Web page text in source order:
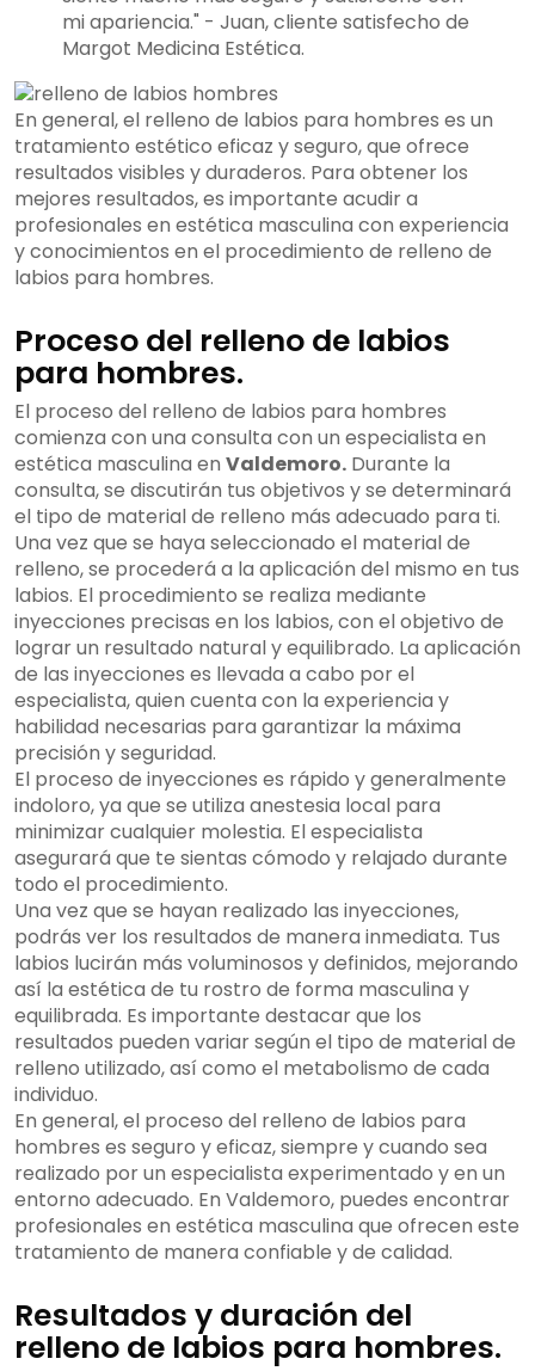
mi apariencia." - Juan, cliente satisfecho de
Margot Medicina Estética.
En general, el relleno de labios para hombres es un
tratamiento estético eficaz y seguro, que ofrece
resultados visibles y duraderos. Para obtener los
mejores resultados, es importante acudir a
profesionales en estética masculina con experiencia
y conocimientos en el procedimiento de relleno de
labios para hombres.
Proceso del relleno de labios
para hombres.
El proceso del relleno de labios para hombres
comienza con una consulta con un especialista en
estética masculina en Valdemoro. Durante la
consulta, se discutirán tus objetivos y se determinará
el tipo de material de relleno más adecuado para ti.
Una vez que se haya seleccionado el material de
relleno, se procederá a la aplicación del mismo en tus
labios. El procedimiento se realiza mediante
inyecciones precisas en los labios, con el objetivo de
lograr un resultado natural y equilibrado. La aplicación
de las inyecciones es llevada a cabo por el
especialista, quien cuenta con la experiencia y
habilidad necesarias para garantizar la máxima
precisión y seguridad.
El proceso de inyecciones es rápido y generalmente
indoloro, ya que se utiliza anestesia local para
minimizar cualquier molestia. El especialista
asegurará que te sientas cómodo y relajado durante
todo el procedimiento.
Una vez que se hayan realizado las inyecciones,
podrás ver los resultados de manera inmediata. Tus
labios lucirán más voluminosos y definidos, mejorando
así la estética de tu rostro de forma masculina y
equilibrada. Es importante destacar que los
resultados pueden variar según el tipo de material de
relleno utilizado, así como el metabolismo de cada
individuo.
En general, el proceso del relleno de labios para
hombres es seguro y eficaz, siempre y cuando sea
realizado por un especialista experimentado y en un
entorno adecuado. En Valdemoro, puedes encontrar
profesionales en estética masculina que ofrecen este
tratamiento de manera confiable y de calidad.
Resultados y duración del
relleno de labios para hombres.